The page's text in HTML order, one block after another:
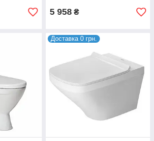
5 958 ₴
Доставка 0 грн.